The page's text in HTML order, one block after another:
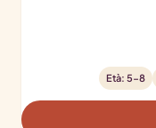
Età: 5-8